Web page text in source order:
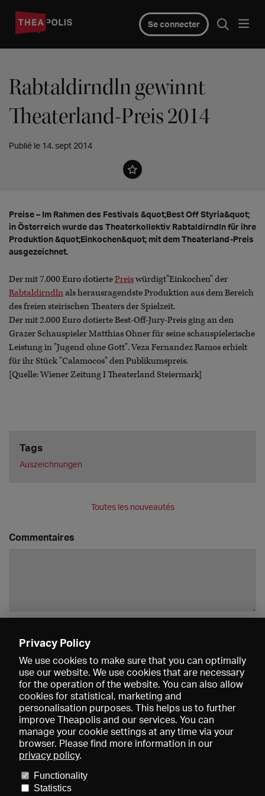
Se connecter
Rabtaldirndln gewinnt
Theaterland-Preis 2014
Publié le 14. sept 2014
Preise – Im Rahmen des Festivals &quot;Best Off Styria&quot;
in Österreich wurde das Theaterkollektiv Rabtaldirndln für ihre
Produktion &quot;Einkochen&quot; mit dem Theaterland-Preis
ausgezeichnet.
Der mit 7.000 Euro dotiertePreiswürdigt"Einkochen" der
Rabtaldirndlnals herausragendste Produktion aus dem Bereich
des freien steirischen Theaters der Spielzeit.
Der mit 2.000 Euro dotierte Best-Off-Jury-Preis ging an den
Grazer Schauspieler Matthias Ohner für seine schauspielerische
Leistung in "Jugend ohne Gott". Veza Fernandez Ramos erhielt
für ihr Stück "Calamocos" den Publikumspreis.
[Quelle: Wiener Zeitung I Theaterland Steiermark]
Tags
Auszeichnungen
Toutes les nouveautés
Commentaires
Données médiatiques
Conditions générales de vente
Privacy Policy
We use cookies to make sure that you can optimally
use our website. We use cookies that are necessary
for the operation of the website. You can also allow
cookies for statistical, marketing and
personalisation purposes. This helps us to further
improve Theapolis and our services. You can
manage your cookie settings at any time via your
browser. Please find more information in our
privacy policy.
Functionality
Statistics